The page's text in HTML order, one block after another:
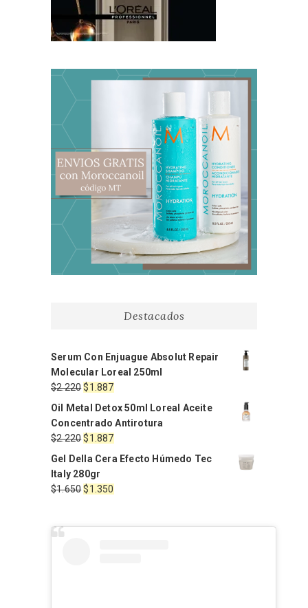
Destacados
Serum Con Enjuague Absolut Repair
Molecular Loreal 250ml
$2.220El
precio
original
era:
$2.220.
$1.887El
precio
actual
es:
$1.887.
Oil Metal Detox 50ml Loreal Aceite
Concentrado Antirotura
$2.220El
precio
original
era:
$2.220.
$1.887El
precio
es:
$1.887.
Gel Della Cera Efecto Húmedo Tec
Italy 280gr
$1.650El
$1.350